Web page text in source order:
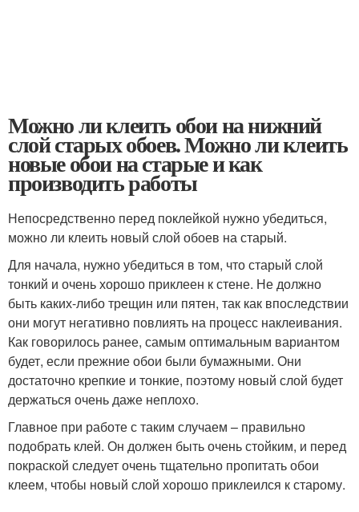
Можно ли клеить обои на нижний
слой старых обоев. Можно ли клеить
новые обои на старые и как
производить работы
Непосредственно перед поклейкой нужно убедиться,
можно ли клеить новый слой обоев на старый.
Для начала, нужно убедиться в том, что старый слой
тонкий и очень хорошо приклеен к стене. Не должно
быть каких-либо трещин или пятен, так как впоследствии
они могут негативно повлиять на процесс наклеивания.
Как говорилось ранее, самым оптимальным вариантом
будет, если прежние обои были бумажными. Они
достаточно крепкие и тонкие, поэтому новый слой будет
держаться очень даже неплохо.
Главное при работе с таким случаем – правильно
подобрать клей. Он должен быть очень стойким, и перед
покраской следует очень тщательно пропитать обои
клеем, чтобы новый слой хорошо приклеился к старому.